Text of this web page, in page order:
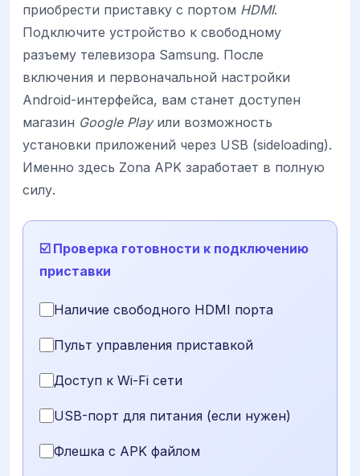
приобрести приставку с портом HDMI.
Подключите устройство к свободному
разъему телевизора Samsung. После
включения и первоначальной настройки
Android-интерфейса, вам станет доступен
магазин Google Playили возможность
установки приложений через USB (sideloading).
Именно здесь Zona APK заработает в полную
силу.
☑️ Проверка готовности к подключению
приставки
Наличие свободного HDMI порта
Пульт управления приставкой
Доступ к Wi-Fi сети
USB-порт для питания (если нужен)
Флешка с APK файлом